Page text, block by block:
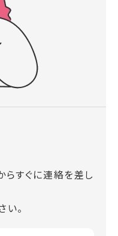
らすぐに連絡を差し
。